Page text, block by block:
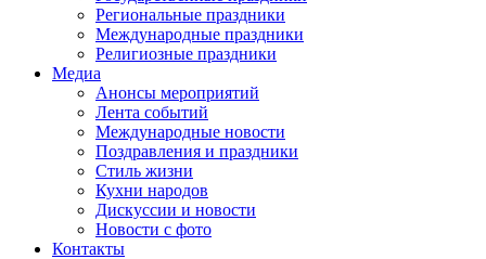
Региональные праздники
Международные праздники
Религиозные праздники
Медиа
Анонсы мероприятий
Лента событий
Международные новости
Поздравления и праздники
Cтиль жизни
Кухни народов
Дискуссии и новости
Новости с фото
Контакты